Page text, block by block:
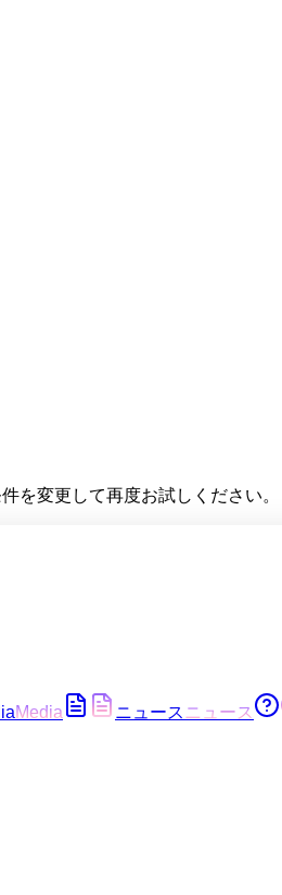
を変更して再度お試しください。
Media ニュース ニュース